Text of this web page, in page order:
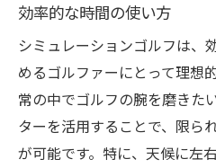
効率的な時間の使い方
シミュレーションゴルフは、
めるゴルファーにとって理想
常の中でゴルフの腕を磨きた
ターを活用することで、限ら
が可能です。特に、天候に左